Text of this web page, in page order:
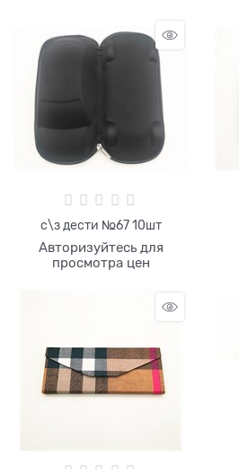
с\з дести №67 10шт
Авторизуйтесь для
просмотра цен